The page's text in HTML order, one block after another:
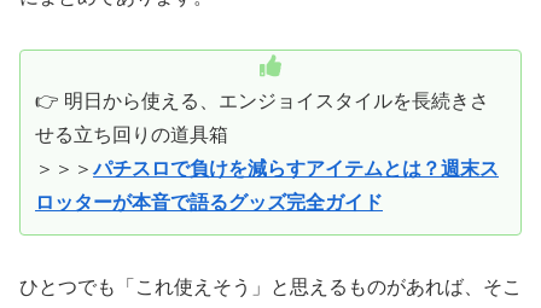
👉 明日から使える、エンジョイスタイルを長続きさ
せる立ち回りの道具箱
＞＞＞パチスロで負けを減らすアイテムとは？週末ス
ロッターが本音で語るグッズ完全ガイド
ひとつでも「これ使えそう」と思えるものがあれば、そこ